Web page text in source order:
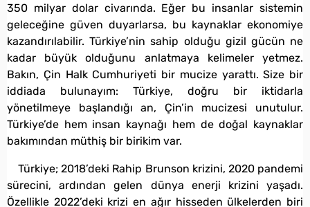
350 milyar dolar civarında. Eğer bu insanlar sistemin
geleceğine güven duyarlarsa, bu kaynaklar ekonomiye
kazandırılabilir. Türkiye’nin sahip olduğu gizil gücün ne
kadar büyük olduğunu anlatmaya kelimeler yetmez.
Bakın, Çin Halk Cumhuriyeti bir mucize yarattı. Size bir
iddiada bulunayım: Türkiye, doğru bir iktidarla
yönetilmeye başlandığı an, Çin’in mucizesi unutulur.
Türkiye’de hem insan kaynağı hem de doğal kaynaklar
bakımından müthiş bir birikim var.
Türkiye; 2018’deki Rahip Brunson krizini, 2020 pandemi
sürecini, ardından gelen dünya enerji krizini yaşadı.
Özellikle 2022’deki krizi en ağır hisseden ülkelerden biri